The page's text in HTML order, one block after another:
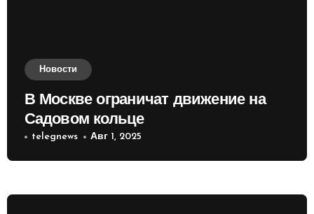
Новости
В Москве ограничат движение на
Садовом кольце
telegnews Авг 1, 2025